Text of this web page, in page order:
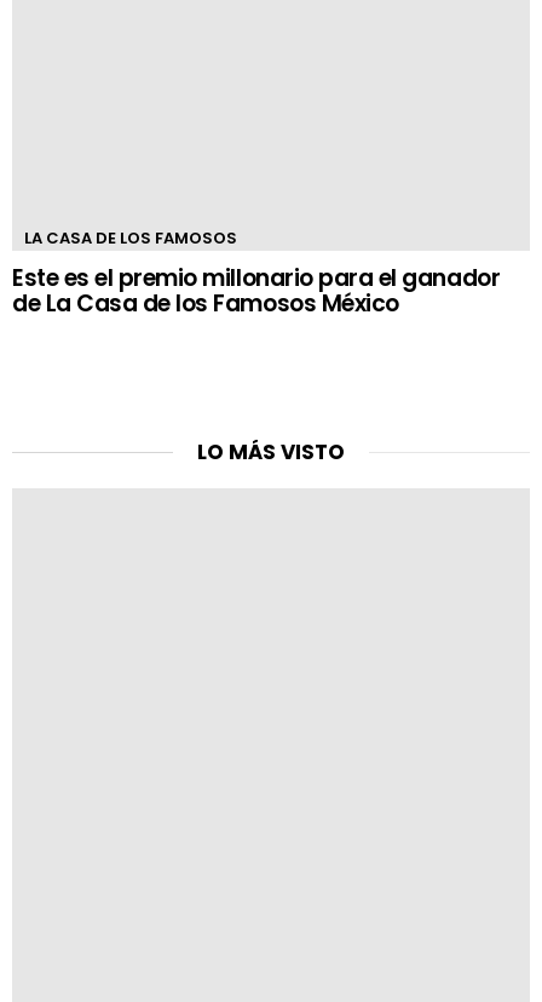
LA CASA DE LOS FAMOSOS
Este es el premio millonario para el ganador
de La Casa de los Famosos México
LO MÁS VISTO